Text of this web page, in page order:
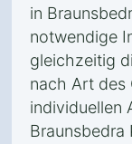
in
notwendige
gleichzeitig
nach Art des
individuellen
Braunsbedra